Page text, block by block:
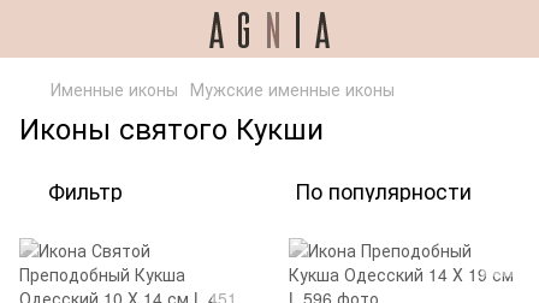
Именные иконы Мужские именные иконы
Иконы святого Кукши
Фильтр По популярности